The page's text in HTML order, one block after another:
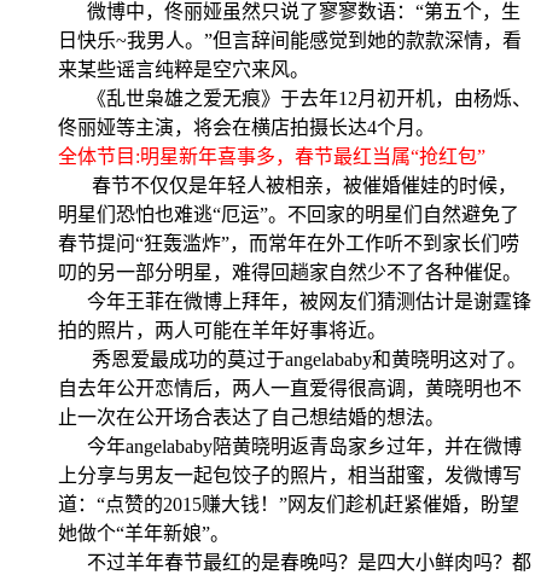
微博中，佟丽娅虽然只说了寥寥数语：“第五个，生
日快乐~我男人。”但言辞间能感觉到她的款款深情，看
来某些谣言纯粹是空穴来风。
《乱世枭雄之爱无痕》于去年12月初开机，由杨烁、
佟丽娅等主演，将会在横店拍摄长达4个月。
全体节目:明星新年喜事多，春节最红当属“抢红包”
春节不仅仅是年轻人被相亲，被催婚催娃的时候，
明星们恐怕也难逃“厄运”。不回家的明星们自然避免了
春节提问“狂轰滥炸”，而常年在外工作听不到家长们唠
叨的另一部分明星，难得回趟家自然少不了各种催促。
今年王菲在微博上拜年，被网友们猜测估计是谢霆锋
拍的照片，两人可能在羊年好事将近。
秀恩爱最成功的莫过于angelababy和黄晓明这对了。
自去年公开恋情后，两人一直爱得很高调，黄晓明也不
止一次在公开场合表达了自己想结婚的想法。
今年angelababy陪黄晓明返青岛家乡过年，并在微博
上分享与男友一起包饺子的照片，相当甜蜜，发微博写
道：“点赞的2015赚大钱！”网友们趁机赶紧催婚，盼望
她做个“羊年新娘”。
不过羊年春节最红的是春晚吗？是四大小鲜肉吗？都